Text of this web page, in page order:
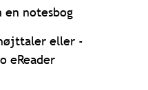
en notesbog
eller -
eReader